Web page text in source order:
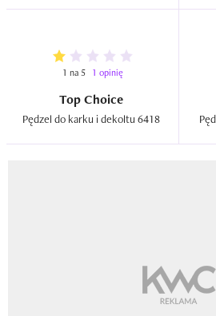
1 na 5 1 opinię
Top Choice